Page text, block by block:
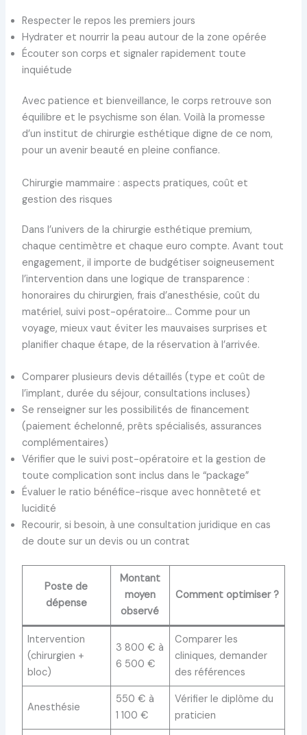
Respecter le repos les premiers jours
Hydrater et nourrir la peau autour de la zone opérée
Écouter son corps et signaler rapidement toute
inquiétude
Avec patience et bienveillance, le corps retrouve son
équilibre et le psychisme son élan. Voilà la promesse
d’un institut de chirurgie esthétique digne de ce nom,
pour un avenir beauté en pleine confiance.
Chirurgie mammaire : aspects pratiques, coût et
gestion des risques
Dans l’univers de la chirurgie esthétique premium,
chaque centimètre et chaque euro compte. Avant tout
engagement, il importe de budgétiser soigneusement
l’intervention dans une logique de transparence :
honoraires du chirurgien, frais d’anesthésie, coût du
matériel, suivi post-opératoire… Comme pour un
voyage, mieux vaut éviter les mauvaises surprises et
planifier chaque étape, de la réservation à l’arrivée.
Comparer plusieurs devis détaillés (type et coût de
l’implant, durée du séjour, consultations incluses)
Se renseigner sur les possibilités de financement
(paiement échelonné, prêts spécialisés, assurances
complémentaires)
Vérifier que le suivi post-opératoire et la gestion de
toute complication sont inclus dans le “package”
Évaluer le ratio bénéfice-risque avec honnêteté et
lucidité
Recourir, si besoin, à une consultation juridique en cas
de doute sur un devis ou un contrat
Poste de
dépense
Montant
moyen
observé
Comment optimiser ?
Intervention
(chirurgien +
bloc)
3 800 € à
6 500 €
Comparer les
cliniques, demander
des références
Anesthésie
550 € à
1 100 €
Vérifier le diplôme du
praticien